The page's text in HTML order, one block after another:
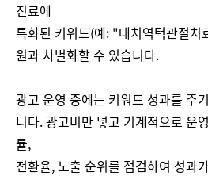
진료에
특화된 키워드(예: "대치역턱관절치
원과 차별화할 수 있습니다.
광고 운영 중에는 키워드 성과를 주
니다. 광고비만 넣고 기계적으로 운
률,
전환율, 노출 순위를 점검하여 성과